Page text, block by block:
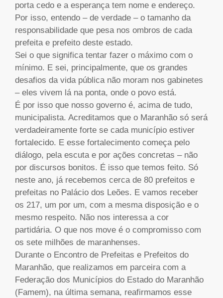
porta cedo e a esperança tem nome e endereço.
Por isso, entendo – de verdade – o tamanho da
responsabilidade que pesa nos ombros de cada
prefeita e prefeito deste estado.
Sei o que significa tentar fazer o máximo com o
mínimo. E sei, principalmente, que os grandes
desafios da vida pública não moram nos gabinetes
– eles vivem lá na ponta, onde o povo está.
É por isso que nosso governo é, acima de tudo,
municipalista. Acreditamos que o Maranhão só será
verdadeiramente forte se cada município estiver
fortalecido. E esse fortalecimento começa pelo
diálogo, pela escuta e por ações concretas – não
por discursos bonitos. É isso que temos feito. Só
neste ano, já recebemos cerca de 80 prefeitos e
prefeitas no Palácio dos Leões. E vamos receber
os 217, um por um, com a mesma disposição e o
mesmo respeito. Não nos interessa a cor
partidária. O que nos move é o compromisso com
os sete milhões de maranhenses.
Durante o Encontro de Prefeitas e Prefeitos do
Maranhão, que realizamos em parceira com a
Federação dos Municípios do Estado do Maranhão
(Famem), na última semana, reafirmamos esse